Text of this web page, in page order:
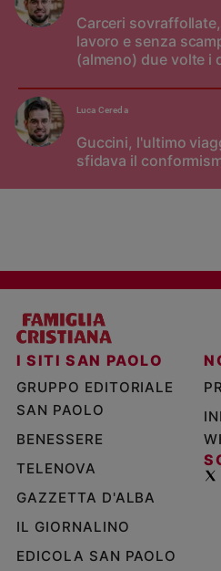
Carceri
lavoro e senza
(almeno) due volte i
Guccini, l'ultimo
sfidava il
Luca Cereda
I SITI SAN PAOLO
GRUPPO EDITORIALE
SAN PAOLO
BENESSERE
TELENOVA
GAZZETTA D'ALBA
IL GIORNALINO
EDICOLA SAN PAOLO